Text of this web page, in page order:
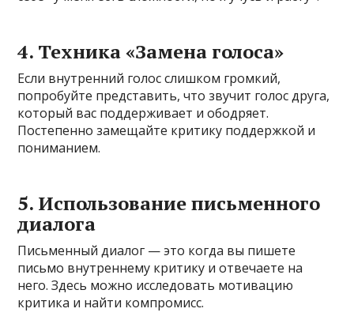
4. Техника «Замена голоса»
Если внутренний голос слишком громкий,
попробуйте представить, что звучит голос друга,
который вас поддерживает и ободряет.
Постепенно замещайте критику поддержкой и
пониманием.
5. Использование письменного
диалога
Письменный диалог — это когда вы пишете
письмо внутреннему критику и отвечаете на
него. Здесь можно исследовать мотивацию
критика и найти компромисс.